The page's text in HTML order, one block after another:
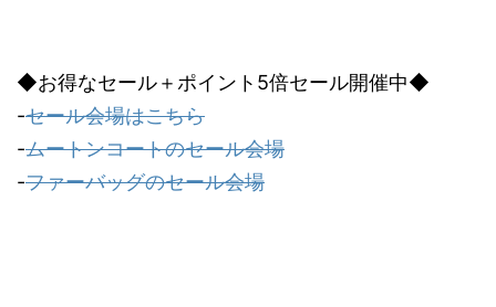
◆お得なセール＋ポイント5倍セール開催中◆
-セール会場はこちら
-ムートンコートのセール会場
-ファーバッグのセール会場